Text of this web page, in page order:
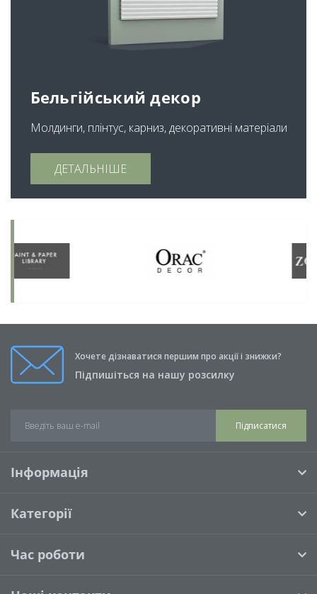
Бельгійський декор
Молдинги, плінтус, карниз, декоративні матеріали
ДЕТАЛЬНІШЕ
Хочете дізнаватися першим про акції і знижки?
Підпишіться на нашу розсилку
Підписатися
Інформація
Категорії
Час роботи